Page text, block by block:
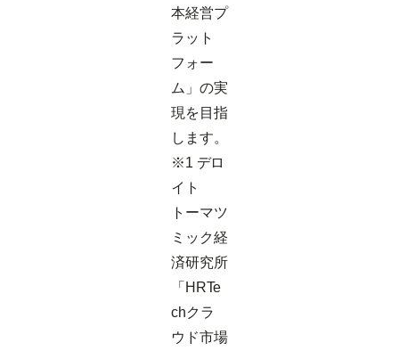
本経営プ
ラット
フォー
ム」の実
現を目指
します。
※1 デロ
イト
トーマツ
ミック経
済研究所
「HRTe
chクラ
ウド市場